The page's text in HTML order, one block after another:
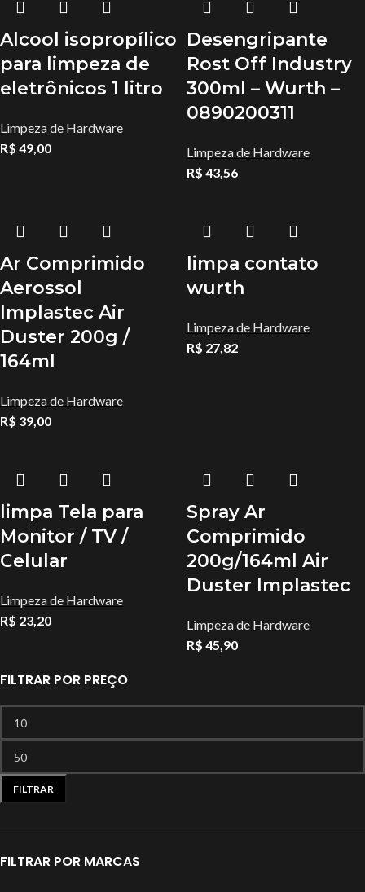
FILTRAR POR PREÇO
FILTRAR
FILTRAR POR MARCAS
Alcool isopropílico
para limpeza de
eletrônicos 1 litro
Limpeza de Hardware
R$ 49,00
Desengripante
Rost Off Industry
300ml – Wurth –
0890200311
Limpeza de Hardware
R$ 43,56
Ar Comprimido
Aerossol
Implastec Air
Duster 200g /
164ml
Limpeza de Hardware
R$ 39,00
limpa contato
wurth
Limpeza de Hardware
R$ 27,82
limpa Tela para
Monitor / TV /
Celular
Limpeza de Hardware
R$ 23,20
Spray Ar
Comprimido
200g/164ml Air
Duster Implastec
Limpeza de Hardware
R$ 45,90